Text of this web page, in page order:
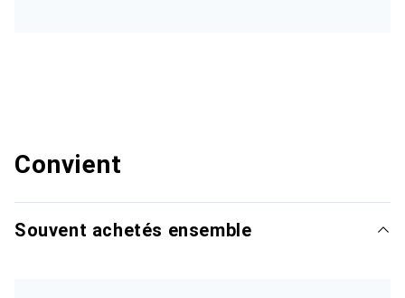
Convient
Souvent achetés ensemble